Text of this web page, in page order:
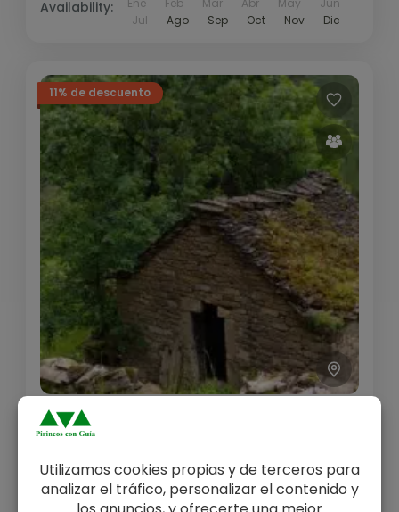
Availability:
Jul
Ago Sep Oct Nov Dic
11% de descuento
Travesía de tres días por los
de Guara
Travesía de tres días por el corazón de la